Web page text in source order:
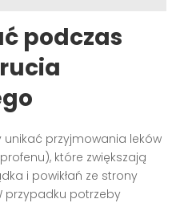
podczas
unikać przyjmowania leków
które zwiększają
i powikłań ze strony
przypadku potrzeby